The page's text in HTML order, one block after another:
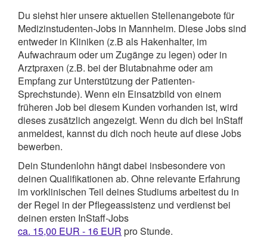
Du siehst hier unsere aktuellen Stellenangebote für
Medizinstudenten-Jobs in Mannheim. Diese Jobs sind
entweder in Kliniken (z.B als Hakenhalter, im
Aufwachraum oder um Zugänge zu legen) oder in
Arztpraxen (z.B. bei der Blutabnahme oder am
Empfang zur Unterstützung der Patienten-
Sprechstunde). Wenn ein Einsatzbild von einem
früheren Job bei diesem Kunden vorhanden ist, wird
dieses zusätzlich angezeigt. Wenn du dich bei InStaff
anmeldest, kannst du dich noch heute auf diese Jobs
bewerben.
Dein Stundenlohn hängt dabei insbesondere von
deinen Qualifikationen ab. Ohne relevante Erfahrung
im vorklinischen Teil deines Studiums arbeitest du in
der Regel in der Pflegeassistenz und verdienst bei
deinen ersten InStaff-Jobs
ca. 15,00 EUR - 16 EUR pro Stunde.